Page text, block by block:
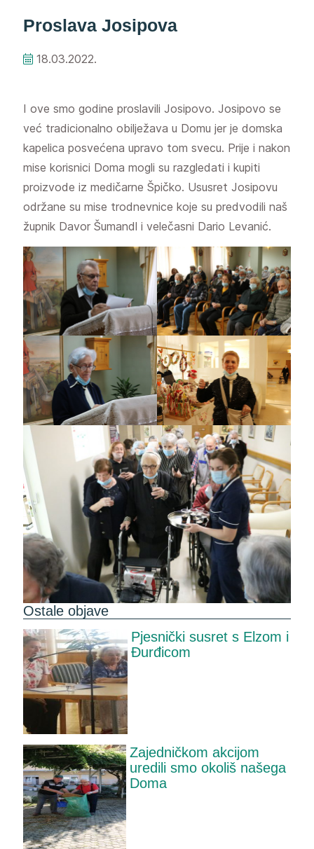
Proslava Josipova
18.03.2022.
I ove smo godine proslavili Josipovo. Josipovo se
već tradicionalno obilježava u Domu jer je domska
kapelica posvećena upravo tom svecu. Prije i nakon
mise korisnici Doma mogli su razgledati i kupiti
proizvode iz medičarne Špičko. Ususret Josipovu
održane su mise trodnevnice koje su predvodili naš
župnik Davor Šumandl i velečasni Dario Levanić.
Ostale objave
Pjesnički susret s Elzom i
Đurđicom
Zajedničkom akcijom
uredili smo okoliš našega
Doma